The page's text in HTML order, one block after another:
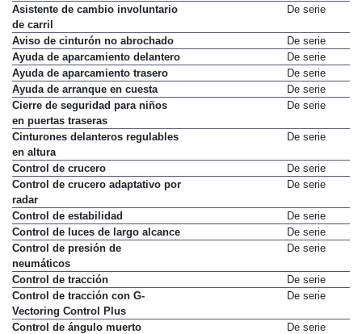
Asistente de cambio involuntario
de carril
De serie
Aviso de cinturón no abrochado
De serie
Ayuda de aparcamiento delantero
De serie
Ayuda de aparcamiento trasero
De serie
Ayuda de arranque en cuesta
De serie
Cierre de seguridad para niños
en puertas traseras
De serie
Cinturones delanteros regulables
en altura
De serie
Control de crucero
De serie
Control de crucero adaptativo por
radar
De serie
Control de estabilidad
De serie
Control de luces de largo alcance
De serie
Control de presión de
neumáticos
De serie
Control de tracción
De serie
Control de tracción con G-
Vectoring Control Plus
De serie
Control de ángulo muerto
De serie